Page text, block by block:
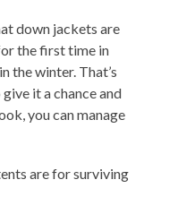
down jackets are
the first time in
the winter. That’s
it a chance and
you can manage
are for surviving